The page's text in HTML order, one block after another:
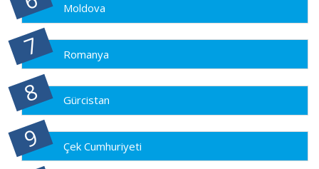
Moldova
Romanya
Gürcistan
Çek Cumhuriyeti